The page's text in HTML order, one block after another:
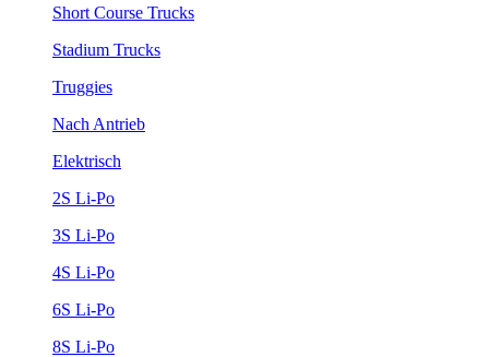
Short Course Trucks
Stadium Trucks
Truggies
Nach Antrieb
Elektrisch
2S Li-Po
3S Li-Po
4S Li-Po
6S Li-Po
8S Li-Po